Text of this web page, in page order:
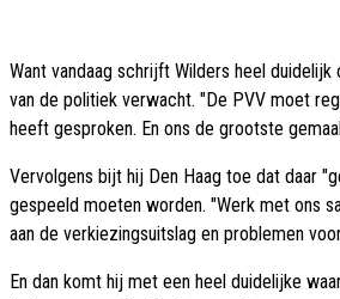
Want vandaag schrijft Wilders heel
van de politiek verwacht. "De PVV moet
heeft gesproken. En ons de grootste
Vervolgens bijt hij Den Haag toe dat daar
gespeeld moeten worden. "Werk met ons
aan de verkiezingsuitslag en problemen
En dan komt hij met een heel duidelijke